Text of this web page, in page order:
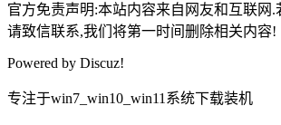
官方免责声明:本站内容来自网友和互联网.
请致信联系,我们将第一时间删除相关内容!
Powered by Discuz!
专注于win7_win10_win11系统下载装机